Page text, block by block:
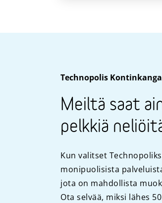
Technopolis
Meiltä saat
pelkkiä
Kun valitset
monipuolisista
jota on mahdollista
Ota selvää, miksi lähes